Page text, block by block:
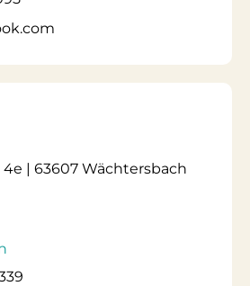
| 63607 Wächtersbach